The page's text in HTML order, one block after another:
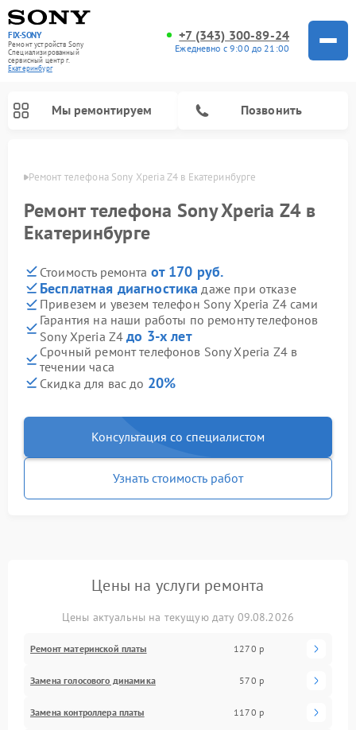
FIX-SONY
Ремонт устройств Sony
Специализированный
cервисный центр г.
Екатеринбург
+7 (343) 300-89-24
Ежедневно с 9:00 до 21:00
Мы ремонтируем Позвонить
Ремонт телефона Sony Xperia Z4 в Екатеринбурге
Ремонт телефона Sony Xperia Z4 в
Екатеринбурге
Стоимость ремонта от 170 руб.
Бесплатная диагностика даже при отказе
Привезем и увезем телефон Sony Xperia Z4 сами
Гарантия на наши работы по ремонту телефонов
Sony Xperia Z4до 3-х лет
Срочный ремонт телефонов Sony Xperia Z4 в
течении часа
Скидка для вас до 20%
Консультация со специалистом
Узнать стоимость работ
Цены на услуги ремонта
Цены актуальны на текущую дату 09.08.2026
Ремонт материнской платы 1270 р
Замена голосового динамика 570 р
Замена контроллера платы 1170 р